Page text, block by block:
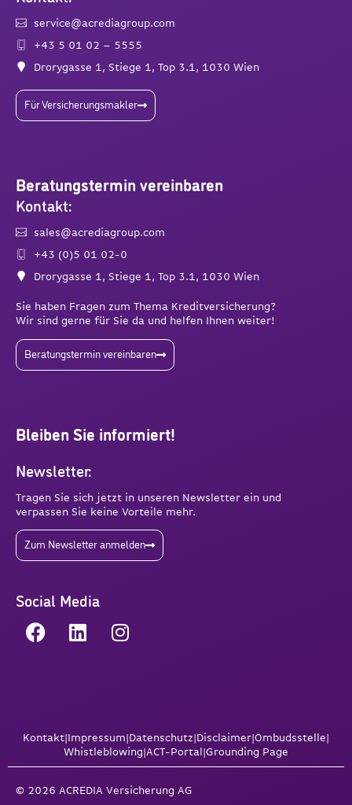
service@acrediagroup.com
+43 5 01 02 – 5555
Drorygasse 1, Stiege 1, Top 3.1, 1030 Wien
Für Versicherungsmakler
Beratungstermin vereinbaren
Kontakt:
sales@acrediagroup.com
+43 (0)5 01 02-0
Drorygasse 1, Stiege 1, Top 3.1, 1030 Wien
Sie haben Fragen zum Thema Kreditversicherung?
Wir sind gerne für Sie da und helfen Ihnen weiter!
Beratungstermin vereinbaren
Bleiben Sie informiert!
Newsletter:
Tragen Sie sich jetzt in unseren Newsletter ein und
verpassen Sie keine Vorteile mehr.
Zum Newsletter anmelden
Social Media
Kontakt|Impressum|Datenschutz|Disclaimer|Ombudsstelle|
Whistleblowing|ACT-Portal|Grounding Page
© 2026 ACREDIA Versicherung AG